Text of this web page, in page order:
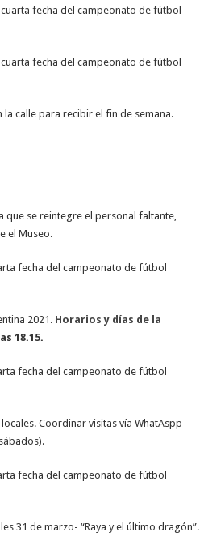
fecha del campeonato de fútbol
fecha del campeonato de fútbol
la calle para recibir el fin de semana.
que se reintegre el personal faltante,
el Museo.
fecha del campeonato de fútbol
2021. Horarios y días de la
18.15.
fecha del campeonato de fútbol
Coordinar visitas vía WhatAspp
fecha del campeonato de fútbol
31 de marzo- “Raya y el último dragón”.